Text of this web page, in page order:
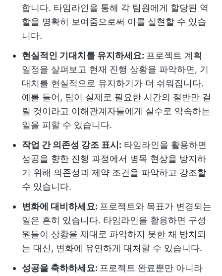
합니다. 타임라인을 통해 각 팀원에게 할당된 역
할을 명확히 보여줌으로써 이를 실현할 수 있습
니다.
현실적인 기대치를 유지하세요: 프로젝트 계획
일정을 살펴보고 현재 진행 상황을 파악하면, 기
대치를 현실적으로 유지하기가 더 쉬워집니다.
예를 들어, 팀이 실제로 필요한 시간의 절반만 걸
릴 것이라고 이해관계자들에게 실수로 약속하는
일을 피할 수 있습니다.
작업 간 의존성 강조 표시: 타임라인을 활용하면
성공을 향한 진행 과정에서 병목 현상을 방지하
기 위해 의존성과 제약 조건을 파악하고 강조할
수 있습니다.
변화에 대비하세요: 프로젝트와 목표가 변경되는
일은 흔히 있습니다. 타임라인을 활용하면 구성
원들이 상황을 제대로 파악하지 못한 채 방치되
는 대신, 변화에 유연하게 대처할 수 있습니다.
성공을 축하하세요: 프로젝트 완료뿐만 아니라